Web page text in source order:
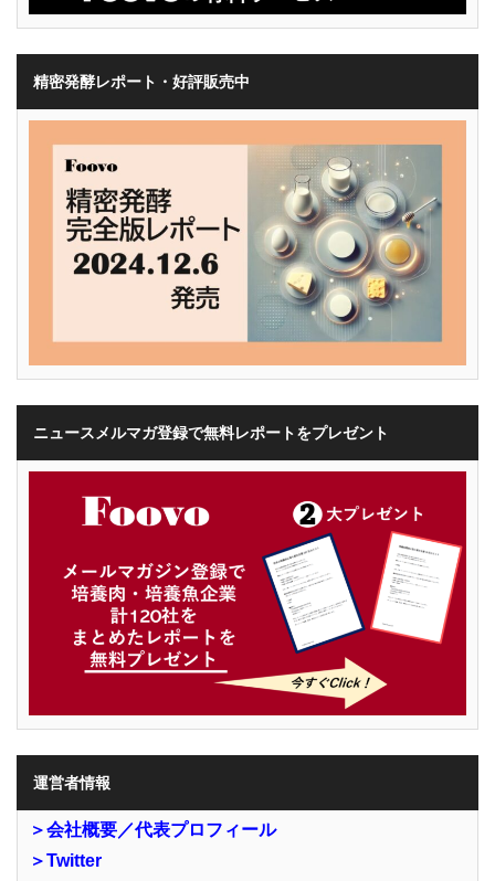
精密発酵レポート・好評販売中
ニュースメルマガ登録で無料レポートをプレゼント
運営者情報
＞会社概要／代表プロフィール
＞Twitter